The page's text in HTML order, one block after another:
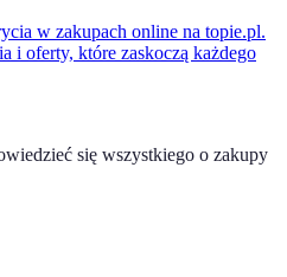
w zakupach online na topie.pl.
i oferty, które zaskoczą każdego
się wszystkiego o zakupy